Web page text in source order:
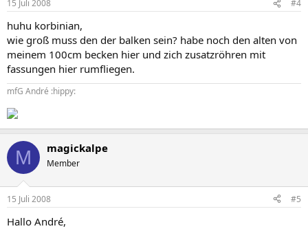
15 Juli 2008 #4
huhu korbinian,
wie groß muss den der balken sein? habe noch den alten von
meinem 100cm becken hier und zich zusatzröhren mit
fassungen hier rumfliegen.
mfG André :hippy:
M magickalpe
Member
15 Juli 2008 #5
Hallo André,